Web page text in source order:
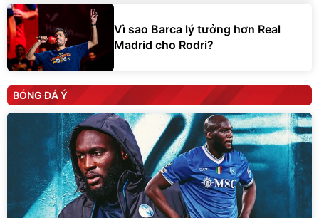
Vì sao Barca lý tưởng hơn Real
Madrid cho Rodri?
BÓNG ĐÁ Ý